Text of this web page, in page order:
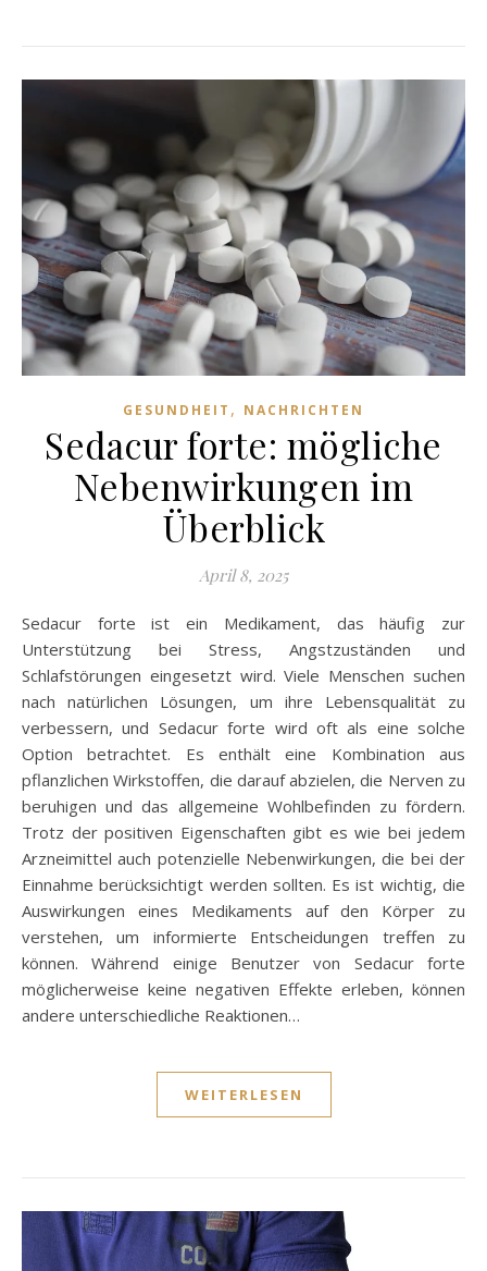
GESUNDHEIT , NACHRICHTEN
Sedacur forte: mögliche
Nebenwirkungen im
Überblick
April 8, 2025
Sedacur forte ist ein Medikament, das häufig zur
Unterstützung bei Stress, Angstzuständen und
Schlafstörungen eingesetzt wird. Viele Menschen suchen
nach natürlichen Lösungen, um ihre Lebensqualität zu
verbessern, und Sedacur forte wird oft als eine solche
Option betrachtet. Es enthält eine Kombination aus
pflanzlichen Wirkstoffen, die darauf abzielen, die Nerven zu
beruhigen und das allgemeine Wohlbefinden zu fördern.
Trotz der positiven Eigenschaften gibt es wie bei jedem
Arzneimittel auch potenzielle Nebenwirkungen, die bei der
Einnahme berücksichtigt werden sollten. Es ist wichtig, die
Auswirkungen eines Medikaments auf den Körper zu
verstehen, um informierte Entscheidungen treffen zu
können. Während einige Benutzer von Sedacur forte
möglicherweise keine negativen Effekte erleben, können
andere unterschiedliche Reaktionen…
WEITERLESEN